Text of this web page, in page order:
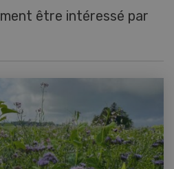
être intéressé par